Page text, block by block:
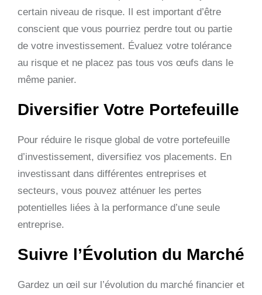
certain niveau de risque. Il est important d’être
conscient que vous pourriez perdre tout ou partie
de votre investissement. Évaluez votre tolérance
au risque et ne placez pas tous vos œufs dans le
même panier.
Diversifier Votre Portefeuille
Pour réduire le risque global de votre portefeuille
d’investissement, diversifiez vos placements. En
investissant dans différentes entreprises et
secteurs, vous pouvez atténuer les pertes
potentielles liées à la performance d’une seule
entreprise.
Suivre l’Évolution du Marché
Gardez un œil sur l’évolution du marché financier et